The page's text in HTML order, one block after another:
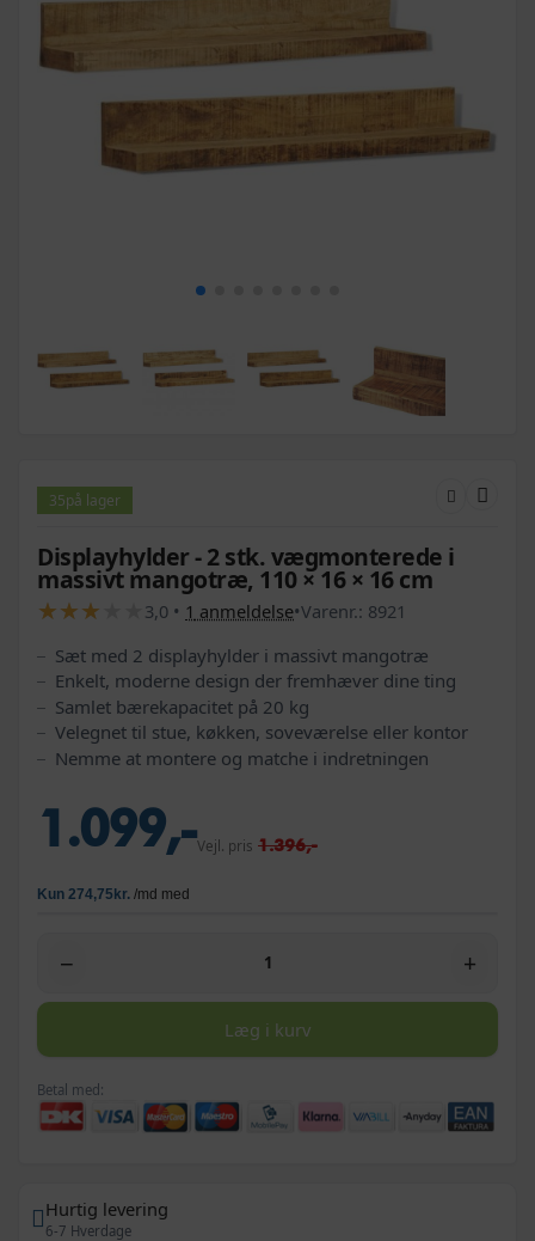
35på lager
Displayhylder - 2 stk. vægmonterede i
massivt mangotræ, 110 × 16 × 16 cm
★
★★
★★
★ 3,0 • 1 anmeldelse•Varenr.: 8921
Sæt med 2 displayhylder i massivt mangotræ
Enkelt, moderne design der fremhæver dine ting
Samlet bærekapacitet på 20 kg
Velegnet til stue, køkken, soveværelse eller kontor
Nemme at montere og matche i indretningen
1.099,-Vejl. pris 1.396,-
− +
Læg i kurv
Betal med:
Hurtig levering
6-7 Hverdage